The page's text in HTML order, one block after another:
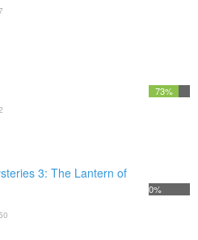
73%
3: The Lantern of
0%